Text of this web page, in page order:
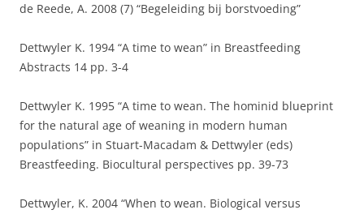
de Reede, A. 2008 (7) “Begeleiding bij borstvoeding”
Dettwyler K. 1994 “A time to wean” in Breastfeeding
Abstracts 14 pp. 3-4
Dettwyler K. 1995 “A time to wean. The hominid blueprint
for the natural age of weaning in modern human
populations” in Stuart-Macadam & Dettwyler (eds)
Breastfeeding. Biocultural perspectives pp. 39-73
Dettwyler, K. 2004 “When to wean. Biological versus